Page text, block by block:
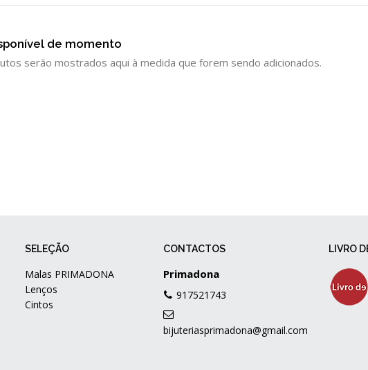
de momento
serão mostrados aqui à medida que forem sendo adicionados.
SELEÇÃO
Malas PRIMADONA
Lenços
Cintos
CONTACTOS
Primadona
917521743
bijuteriasprimadona@gmail.com
LIVRO